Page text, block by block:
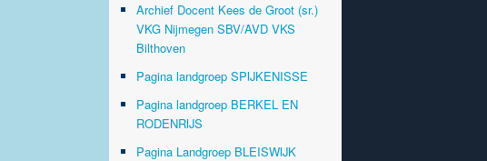
Archief Docent Kees de Groot (sr.)
VKG Nijmegen SBV/AVD VKS
Bilthoven
Pagina landgroep SPIJKENISSE
Pagina landgroep BERKEL EN
RODENRIJS
Pagina Landgroep BLEISWIJK